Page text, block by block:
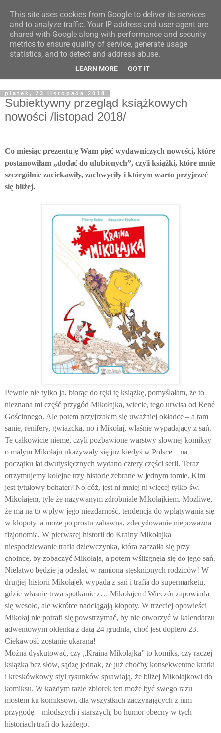
Poczytaj dziecku
BLOG O KSIĄŻKACH DLA DZIECI I MŁODZIEŻY
piątek, 23 listopada 2018
Subiektywny przegląd książkowych
nowości /listopad 2018/
Co miesiąc prezentuję Wam pięć wydawniczych nowości, które
postanowiłam „dodać do ulubionych”, czyli książki, które mnie
szczególnie zaciekawiły, zachwyciły i którym warto przyjrzeć
się bliżej.
Pewnie nie tylko ja, biorąc do ręki tę książkę, pomyślałam, że to
nieznana mi część przygód Mikołajka, wiecie, tego urwisa od René
Gościnnego. Ale potem przyjrzałam się uważniej okładce – a tam
sanie, renifery, gwiazdka, no i Mikołaj, właśnie wypadający z sań.
Te całkowicie nieme, czyli pozbawione warstwy słownej komiksy
o małym Mikołaju ukazywały się już kiedyś w Polsce – na
początku lat dwutysięcznych wydano cztery części serii. Teraz
otrzymujemy kolejne trzy historie zebrane w jednym tomie. Kim
jest tytułowy bohater? No cóż, jest ni mniej ni więcej tylko św.
Mikołajem, tyle że nazywanym zdrobniale Mikołajkiem. Możliwe,
że ma na to wpływ jego niezdarność, tendencja do wplątywania się
w kłopoty, a może po prostu zabawna, zdecydowanie niepoważna
fizjonomia. W pierwszej historii do Krainy Mikołajka
niespodziewanie trafia dziewczynka, która zaczaiła się przy
choince, by zobaczyć Mikołaja, a potem wślizgnęła się do jego sań.
Niełatwo będzie ją odesłać w ramiona stęsknionych rodziców! W
drugiej historii Mikołajek wypada z sań i trafia do supermarketu,
gdzie właśnie trwa spotkanie z… Mikołajem! Wieczór zapowiada
się wesoło, ale wkrótce nadciągają kłopoty. W trzeciej opowieści
Mikołaj nie potrafi się powstrzymać, by nie otworzyć w kalendarzu
adwentowym okienka z datą 24 grudnia, choć jest dopiero 23.
Ciekawość zostanie ukarana!
Można dyskutować, czy „Kraina Mikołajka” to komiks, czy raczej
książka bez słów, sądzę jednak, że już choćby konsekwentne kratki
i kreskówkowy styl rysunków sprawiają, że bliżej Mikołajkowi do
komiksu. W każdym razie zbiorek ten może być swego razu
mostem ku komiksowi, dla wszystkich zaczynających z nim
przygodę – młodszych i starszych, bo humor obecny w tych
historiach trafi do każdego.
This site uses cookies from Google to deliver its services
and to analyze traffic. Your IP address and user-agent are
shared with Google along with performance and security
metrics to ensure quality of service, generate usage
statistics, and to detect and address abuse.
LEARN MORE GOT IT